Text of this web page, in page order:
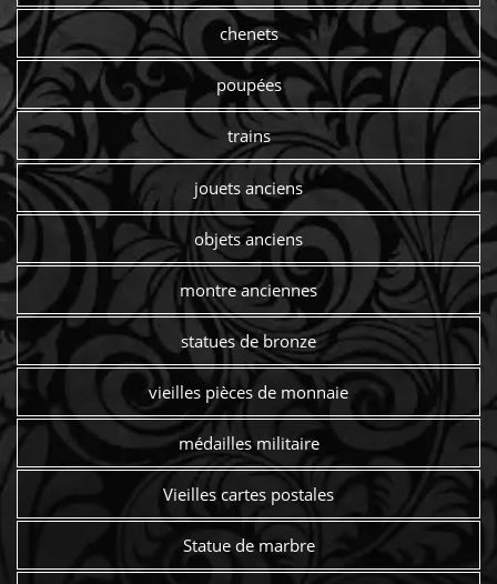
chenets
poupées
trains
jouets anciens
objets anciens
montre anciennes
statues de bronze
vieilles pièces de monnaie
médailles militaire
Vieilles cartes postales
Statue de marbre